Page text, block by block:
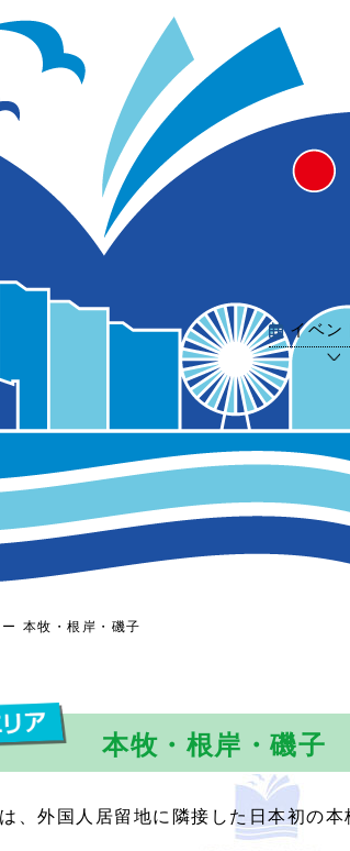
イベン
本牧・根岸・磯子
本牧・根岸・磯子
、外国人居留地に隣接した日本初の